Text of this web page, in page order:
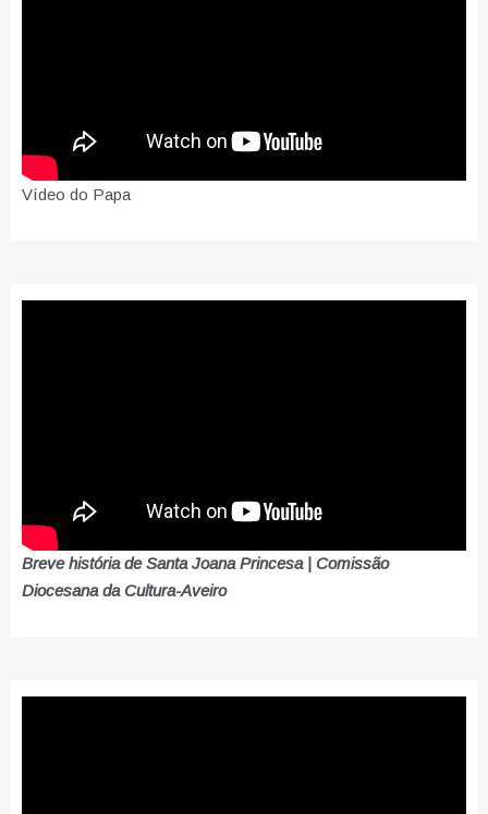
Vídeo do Papa
Breve história de Santa Joana Princesa | Comissão
Diocesana da Cultura-Aveiro